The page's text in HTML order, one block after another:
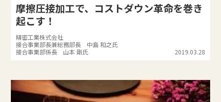
摩擦圧接加工で、コストダウン革命を巻き
起こす！
精密工業株式会社
接合事業部長兼総務部長 中島 和之氏
接合事業部係長 山本 剛氏
2019.03.28